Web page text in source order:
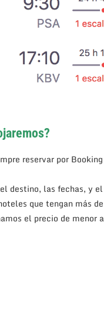
reservar por
destino, las fechas, y el
que tengan más
el precio de menor